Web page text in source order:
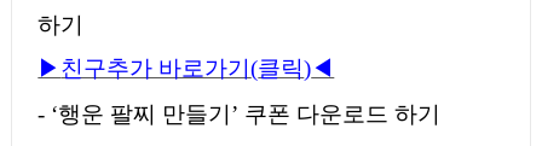
하기
▶ 친구추가 바로가기(클릭)◀
- ‘행운 팔찌 만들기 ’ 쿠폰 다운로드 하기